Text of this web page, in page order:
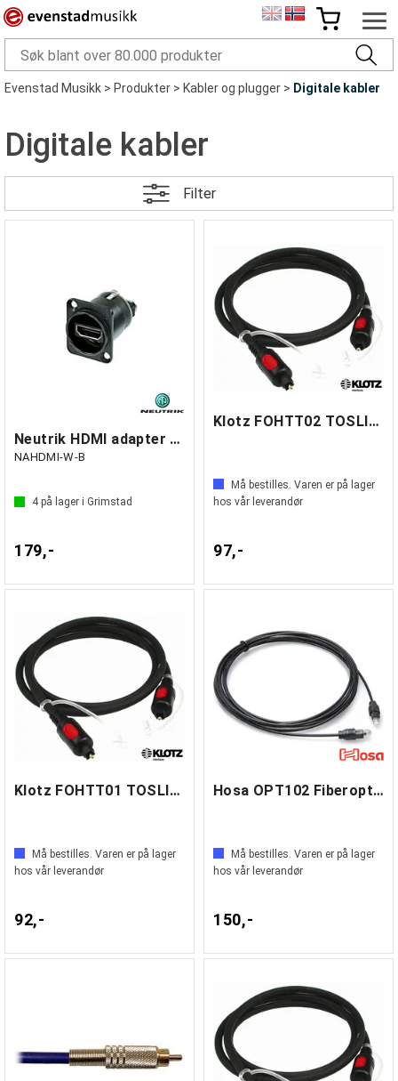
Evenstad Musikk>Produkter>Kabler og plugger> Digitale kabler
Digitale kabler
Filter
Neutrik HDMI adapter sort
NAHDMI-W-B
4på lager i Grimstad
179,-
Klotz FOHTT02 TOSLINK dig 2 m
Må bestilles. Varen er på lager
hos vår leverandør
97,-
Klotz FOHTT01 TOSLINK dig 1 m
Må bestilles. Varen er på lager
hos vår leverandør
92,-
Hosa OPT102 Fiberoptisk kabel. 0,6m.
Må bestilles. Varen er på lager
hos vår leverandør
150,-